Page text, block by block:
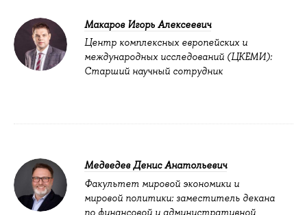
Макаров Игорь Алексеевич
Центр комплексных европейских и
международных исследований (ЦКЕМИ):
Старший научный сотрудник
Медведев Денис Анатольевич
Факультет мировой экономики и
мировой политики: заместитель декана
по финансовой и административной